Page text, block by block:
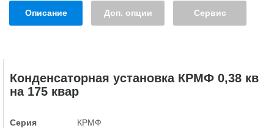
Описание Доп. опции Сервис
Конденсаторная установка КРМФ 0,38 кв
на 175 квар
Серия
КРМФ